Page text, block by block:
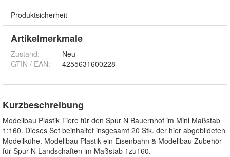
Produktsicherheit
Artikelmerkmale
Zustand:
Neu
GTIN / EAN:
4255631600228
Kurzbeschreibung
Modellbau Plastik Tiere für den Spur N Bauernhof im Mini Maßstab
1:160. Dieses Set beinhaltet insgesamt 20 Stk. der hier abgebildeten
Modellkühe. Modellbau Plastik ein Eisenbahn & Modellbau Zubehör
für Spur N Landschaften im Maßstab 1zu160.